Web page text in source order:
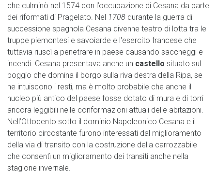
che culminò nel 1574 con l’occupazione di Cesana da parte
dei riformati di Pragelato. Nel 1708 durante la guerra di
successione spagnola Cesana divenne teatro di lotta tra le
truppe piemontesi e savoiarde e l'esercito francese che
tuttavia riuscì a penetrare in paese causando saccheggi e
incendi. Cesana presentava anche un castello situato sul
poggio che domina il borgo sulla riva destra della Ripa, se
ne intuiscono i resti, ma è molto probabile che anche il
nucleo più antico del paese fosse dotato di mura e di torri
ancora leggibili nelle conformazioni attuali delle abitazioni.
Nell’Ottocento sotto il dominio Napoleonico Cesana e il
territorio circostante furono interessati dal miglioramento
della via di transito con la costruzione della carrozzabile
che consentì un miglioramento dei transiti anche nella
stagione invernale.